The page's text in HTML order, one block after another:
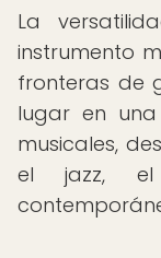
La
instrumento
fronteras de
lugar en
musicales,
el jazz,